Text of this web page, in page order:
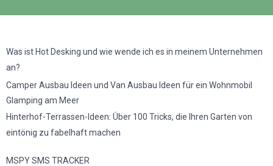
Was ist Hot Desking und wie wende ich es in meinem Unternehmen
an?
Camper Ausbau Ideen und Van Ausbau Ideen für ein Wohnmobil
Glamping am Meer
Hinterhof-Terrassen-Ideen: Über 100 Tricks, die Ihren Garten von
eintönig zu fabelhaft machen
MSPY SMS TRACKER